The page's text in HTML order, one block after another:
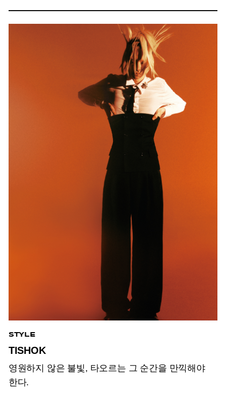
STYLE
TISHOK
영원하지 않은 불빛, 타오르는 그 순간을 만끽해야
한다.